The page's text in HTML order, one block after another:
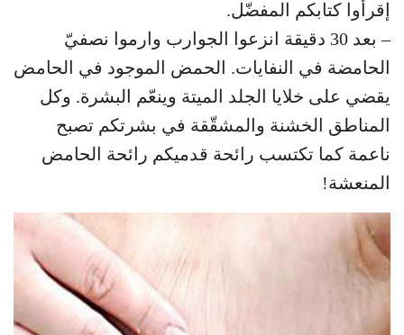
إقرأوا كتابكم المفضّل.
– بعد 30 دقيقة انزعوا الجوارب وارموا نصفيّ
الحامضة في النفايات. الحمض الموجود في الحامض
يقضي على خلايا الجلد الميتة وينعّم البشرة. وكل
المناطق الخشنة والمشقّقة في بشرتكم تصبح
ناعمة كما تكتسب رائحة قدميكم رائحة الحامض
المنعشة!